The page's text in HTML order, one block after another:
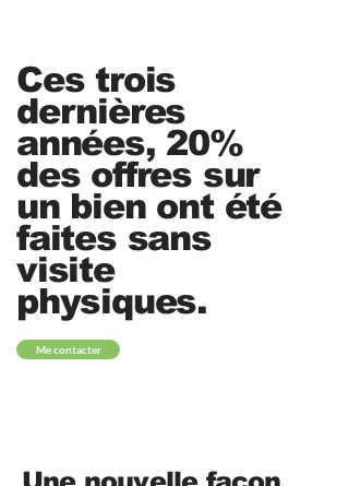
Ces trois
dernières
années, 20%
des offres sur
un bien ont été
faites sans
visite
physiques.
Me contacter